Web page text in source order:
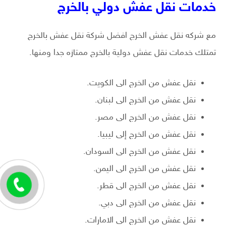
خدمات نقل عفش دولي بالخرج
مع شركه نقل عفش الخرج افضل شركة نقل عفش بالخرج
تمتلك خدمات نقل عفش دولية بالخرج ممتازه جدا ومنها.
نقل عفش من الخرج الى الكويت.
نقل عفش من الخرج الى لبنان.
نقل عفش من الخرج الى مصر.
نقل عفش من الخرج إلى ليبيا.
نقل عفش من الخرج الى السودان.
نقل عفش من الخرج الى اليمن.
نقل عفش من الخرج الى قطر.
نقل عفش من الخرج الى دبي.
نقل عفش من الخرج الى الامارات.